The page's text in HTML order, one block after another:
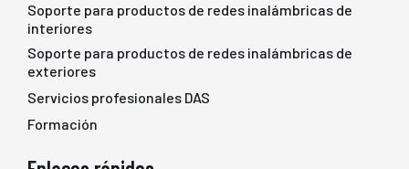
Soporte para productos de redes inalámbricas de
interiores
Soporte para productos de redes inalámbricas de
exteriores
Servicios profesionales DAS
Formación